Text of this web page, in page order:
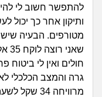
להתפשר חשוב לי
ותיקון אחר כך יכול
מטורפים. הבעיה שיש
גרה והמצב הכלכלי לא
מרוויחה